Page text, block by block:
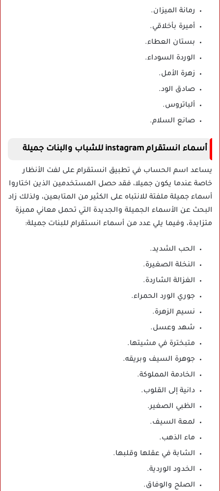
رمانة الميزان.
أميرة بأخلاقي.
بستان العطاء.
الوردة السوداء.
زهرة الأمل.
صادق الود.
ألباتروس.
صانع السلام.
أسماء انستقرام instagram للشباب والبنات جميلة
يساعد اسم الحساب في تطبيق انستقرام على لفت الأنظار
خاصة عندما يكون جميلا، فقد حصل المستخدمين الذين اختاروا
أسماء جميلة ملفتة للانتباه على الكثير من المتابعين، ولذلك زاد
البحث عن الأسماء الجميلة والجديدة التي تحمل معاني مميزة
متزايدة، وفيما يلي عدد من أسماء انستقرام للبنات جميلة:
الحب الشديد.
النخلة الصغيرة.
الغزالة الشاردة.
جوري الورد الحمراء.
نسيم الزهرة.
شهد وعسل.
متبخترة في مشيتها.
جوهرة السيف وبريقه.
الخادمة المملوكة.
دانية إلى القلوب.
الظبي الصغير.
لمعة السيف.
ماء الذهب.
الشابة في عقلها وقلبها.
الخدود الوردية.
الصلح والوفاق.